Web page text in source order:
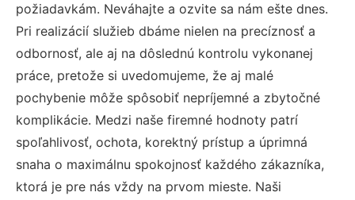
požiadavkám. Neváhajte a ozvite sa nám ešte dnes.
Pri realizácií služieb dbáme nielen na precíznosť a
odbornosť, ale aj na dôslednú kontrolu vykonanej
práce, pretože si uvedomujeme, že aj malé
pochybenie môže spôsobiť nepríjemné a zbytočné
komplikácie. Medzi naše firemné hodnoty patrí
spoľahlivosť, ochota, korektný prístup a úprimná
snaha o maximálnu spokojnosť každého zákazníka,
ktorá je pre nás vždy na prvom mieste. Naši